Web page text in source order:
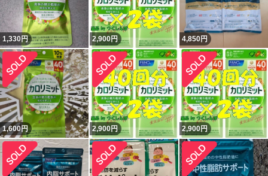
1,330円 2,900円 4,850円
1,600円 2,900円 2,900円